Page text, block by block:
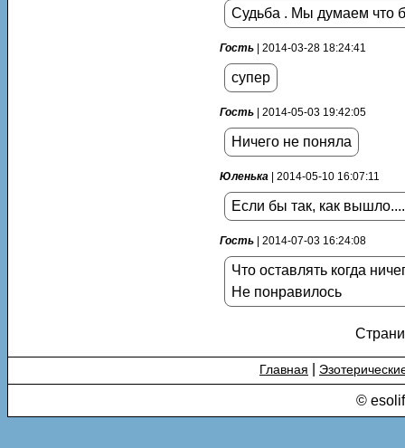
Судьба . Мы думаем что
Гость | 2014-03-28 18:24:41
супер
Гость | 2014-05-03 19:42:05
Ничего не поняла
Юленька | 2014-05-10 16:07:11
Если бы так, как вышло....
Гость | 2014-07-03 16:24:08
Что оставлять когда
Не понравилось
Главная
©